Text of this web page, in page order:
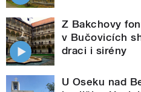
Z Bakchovy
v Bučovicích
draci i sirény
U Oseku nad